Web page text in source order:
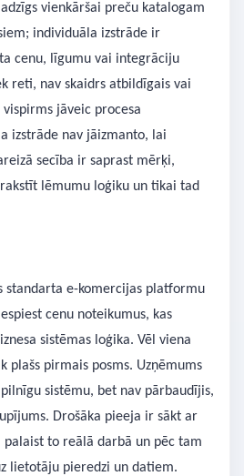
vienkāršai preču katalogam
individuāla izstrāde ir
cenu, līgumu vai integrāciju
reti, nav skaidrs atbildīgais vai
jāveic procesa
izstrāde nav jāizmanto, lai
secība ir saprast mērķi,
lēmumu loģiku un tikai tad
standarta e-komercijas platformu
cenu noteikumus, kas
sistēmas loģika. Vēl viena
plašs pirmais posms. Uzņēmums
sistēmu, bet nav pārbaudījis,
Drošāka pieeja ir sākt ar
to reālā darbā un pēc tam
lietotāju pieredzi un datiem.